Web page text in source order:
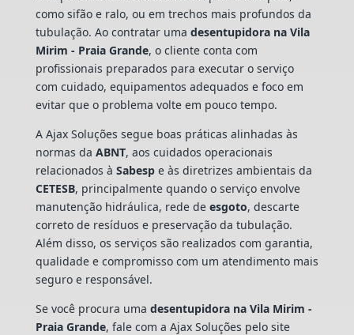
como sifão e ralo, ou em trechos mais profundos da
tubulação. Ao contratar uma desentupidora na Vila
Mirim - Praia Grande, o cliente conta com
profissionais preparados para executar o serviço
com cuidado, equipamentos adequados e foco em
evitar que o problema volte em pouco tempo.
A Ajax Soluções segue boas práticas alinhadas às
normas da ABNT, aos cuidados operacionais
relacionados à Sabespe às diretrizes ambientais da
CETESB, principalmente quando o serviço envolve
manutenção hidráulica, rede de esgoto, descarte
correto de resíduos e preservação da tubulação.
Além disso, os serviços são realizados com garantia,
qualidade e compromisso com um atendimento mais
seguro e responsável.
Se você procura uma desentupidora na Vila Mirim -
Praia Grande, fale com a Ajax Soluções pelo site